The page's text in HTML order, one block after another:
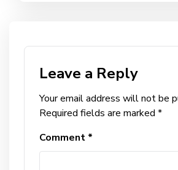
Leave a Reply
Your email address will not be
Required fields are marked *
Comment *